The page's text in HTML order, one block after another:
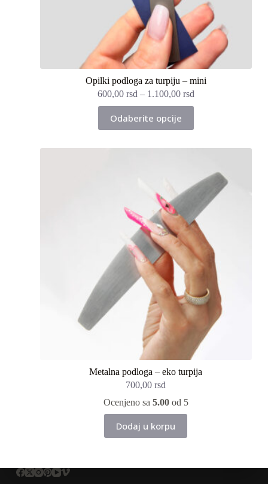
Opilki podloga za turpiju – mini
600,00 rsd – 1.100,00 rsd
Odaberite opcije
proizvod
ima
izabrane
stranici
proizvoda.
Metalna podloga – eko turpija
700,00rsd
Ocenjeno sa 5.00od 5
Dodaj u korpu